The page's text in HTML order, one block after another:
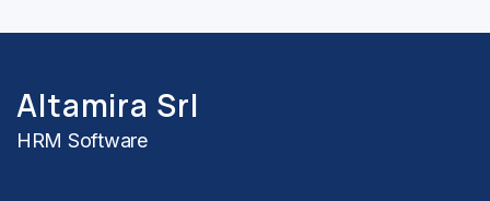
Altamira Srl
HRM Software